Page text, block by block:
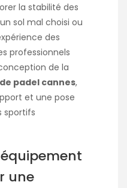
la stabilité des
sol mal choisi ou
des
professionnels
de la
padel cannes,
et une pose
sportifs
équipement
une